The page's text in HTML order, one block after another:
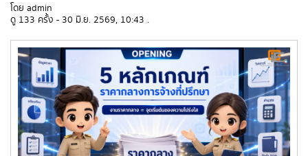
โดย admin
ดู 133 ครั้ง - 30 มิ.ย. 2569, 10:43 .